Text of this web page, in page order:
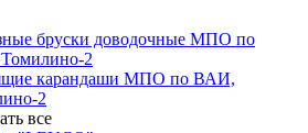
бруски доводочные МПО по
2
карандаши МПО по ВАИ,
2
все